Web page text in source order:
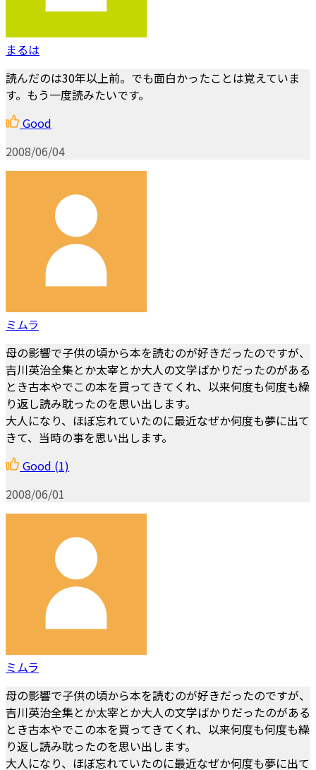
まるは
読んだのは30年以上前。でも面白かったことは覚えていま
す。もう一度読みたいです。
Good
2008/06/04
ミムラ
母の影響で子供の頃から本を読むのが好きだったのですが、
吉川英治全集とか太宰とか大人の文学ばかりだったのがある
とき古本やでこの本を買ってきてくれ、以来何度も何度も繰
り返し読み耽ったのを思い出します。
大人になり、ほぼ忘れていたのに最近なぜか何度も夢に出て
きて、当時の事を思い出します。
Good (1)
2008/06/01
ミムラ
母の影響で子供の頃から本を読むのが好きだったのですが、
吉川英治全集とか太宰とか大人の文学ばかりだったのがある
とき古本やでこの本を買ってきてくれ、以来何度も何度も繰
り返し読み耽ったのを思い出します。
大人になり、ほぼ忘れていたのに最近なぜか何度も夢に出て